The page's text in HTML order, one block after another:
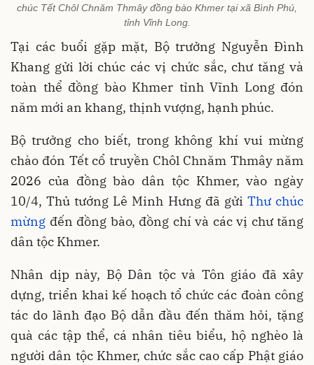
chúc Tết Chôl Chnăm Thmây đồng bào Khmer tại xã Bình Phú,
tỉnh Vĩnh Long.
Tại các buổi gặp mặt, Bộ trưởng Nguyễn Đình
Khang gửi lời chúc các vị chức sắc, chư tăng và
toàn thể đồng bào Khmer tỉnh Vĩnh Long đón
năm mới an khang, thịnh vượng, hạnh phúc.
Bộ trưởng cho biết, trong không khí vui mừng
chào đón Tết cổ truyền Chôl Chnăm Thmây năm
2026 của đồng bào dân tộc Khmer, vào ngày
10/4, Thủ tướng Lê Minh Hưng đã gửi Thư chúc
mừng đến đồng bào, đồng chí và các vị chư tăng
dân tộc Khmer.
Nhân dịp này, Bộ Dân tộc và Tôn giáo đã xây
dựng, triển khai kế hoạch tổ chức các đoàn công
tác do lãnh đạo Bộ dẫn đầu đến thăm hỏi, tặng
quà các tập thể, cá nhân tiêu biểu, hộ nghèo là
người dân tộc Khmer, chức sắc cao cấp Phật giáo